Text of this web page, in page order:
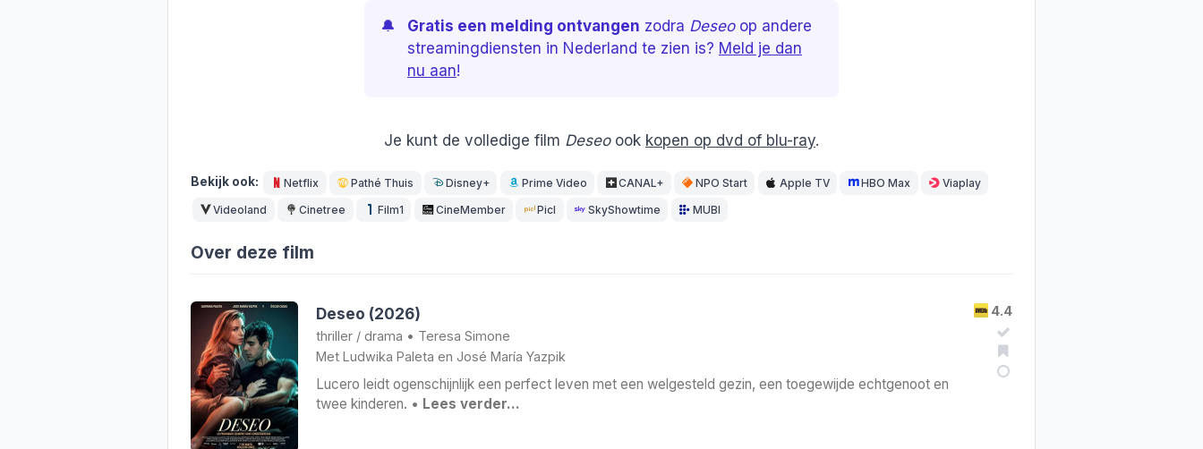
🔔 Gratis een melding ontvangen zodra Deseoop andere
streamingdiensten in Nederland te zien is? Meld je dan
nu aan!
Je kunt de volledige film Deseoook kopen op dvd of blu-ray.
Bekijk ook: Netflix Pathé Thuis Disney+ Prime Video CANAL+ NPO Start Apple TV HBO Max Viaplay
Videoland Cinetree Film1 CineMember Picl SkyShowtime MUBI
Over deze film
4.4
Deseo (2026)
thriller / drama • Teresa Simone
Met Ludwika Paleta en José María Yazpik
Lucero leidt ogenschijnlijk een perfect leven met een welgesteld gezin, een toegewijde echtgenoot en
twee kinderen. • Lees verder…